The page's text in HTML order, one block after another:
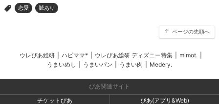
> 恋愛 脈あり
ページの先頭へ
ウレぴあ総研 ハピママ* ウレぴあ総研 ディズニー特集 mimot.
うまいめし
うまいパン うまい肉 Medery.
ぴあ関連サイト
チケットぴあ
ぴあ(アプリ&Web)